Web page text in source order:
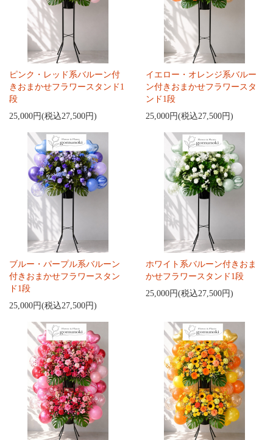
ピンク・レッド系バルーン付
きおまかせフラワースタンド1
段
25,000円(税込27,500円)
イエロー・オレンジ系バルー
ン付きおまかせフラワースタ
ンド1段
25,000円(税込27,500円)
ブルー・パープル系バルーン
付きおまかせフラワースタン
ド1段
25,000円(税込27,500円)
ホワイト系バルーン付きおま
かせフラワースタンド1段
25,000円(税込27,500円)